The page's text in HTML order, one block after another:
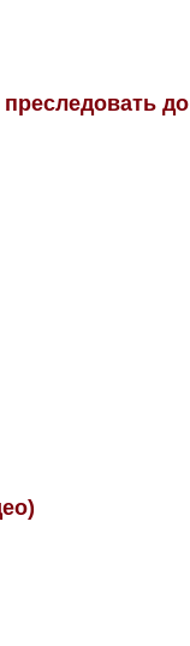
до